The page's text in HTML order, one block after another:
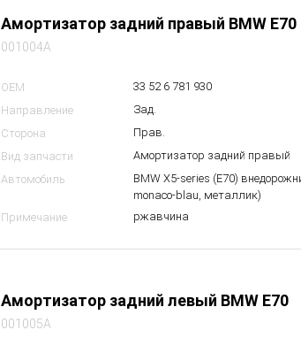
Амортизатор задний правый BMW E70
001004A
OEM
33 52 6 781 930
Направление
Зад.
Сторона
Прав.
Вид запчасти
Амортизатор задний правый
Автомобиль
BMW X5-series (E70)
monaco-blau, металлик)
Примечание
ржавчина
Амортизатор задний левый BMW E70
001005A